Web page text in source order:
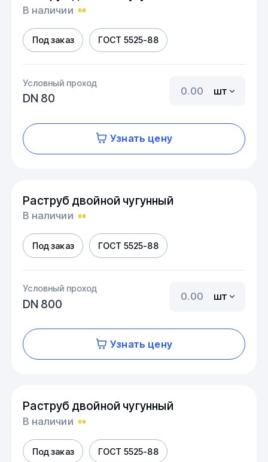
В наличии
Под заказ ГОСТ 5525-88
Условный проход
DN 80
шт
Узнать цену
Раструб двойной чугунный
В наличии
Под заказ ГОСТ 5525-88
Условный проход
DN 800
шт
Узнать цену
Раструб двойной чугунный
В наличии
Под заказ ГОСТ 5525-88